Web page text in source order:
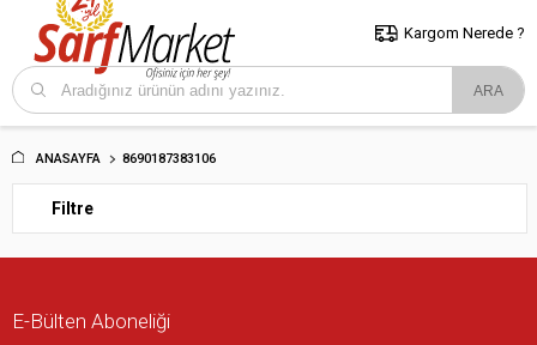
5000 TL ve Üzeri Alışverişlerde İstanbul İçi Kargo Bedava!
ve Trakya İçin Tıklayın..
Kargom Nerede ?
ANASAYFA 8690187383106
Filtre
E-Bülten Aboneliği